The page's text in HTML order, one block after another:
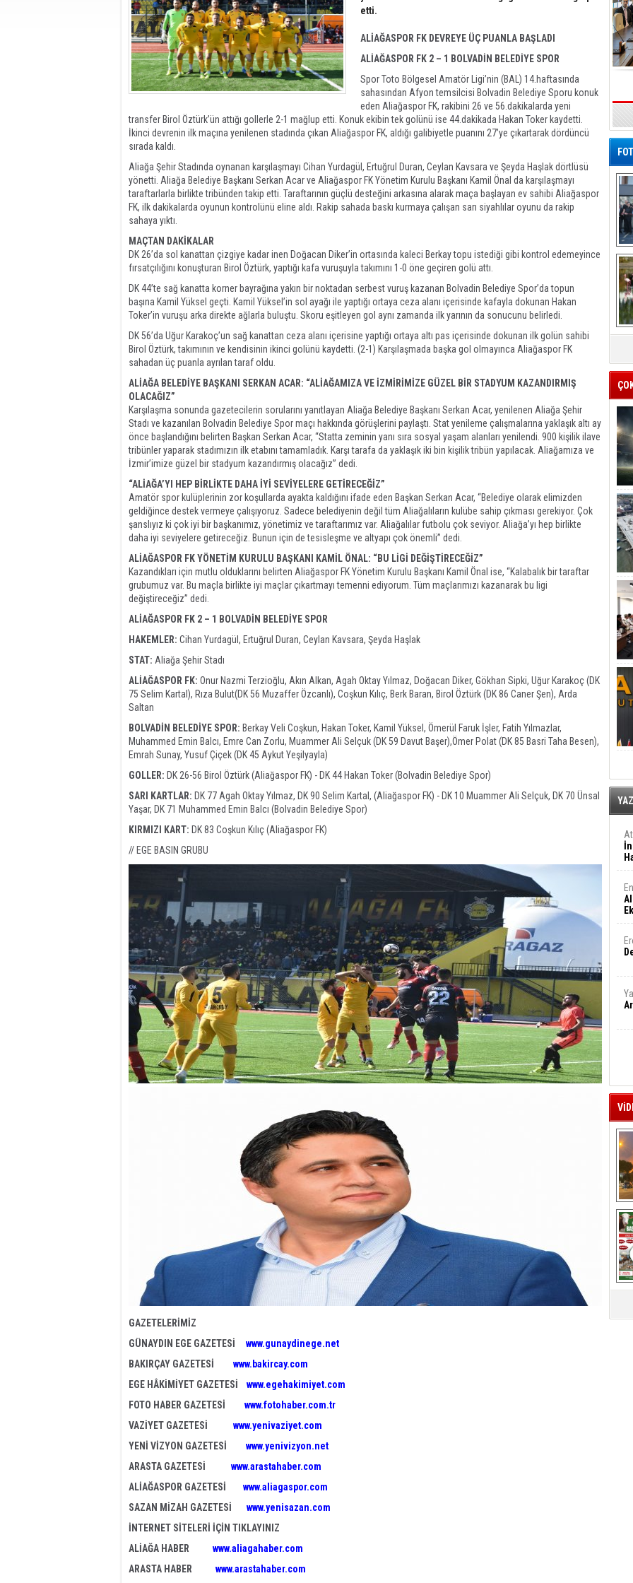
etti.
ALİAĞASPOR FK DEVREYE ÜÇ PUANLA BAŞLADI
ALİAĞASPOR FK 2 – 1 BOLVADİN BELEDİYE SPOR
Spor Toto Bölgesel Amatör Ligi’nin (BAL) 14.haftasında
sahasından Afyon temsilcisi Bolvadin Belediye Sporu konuk
eden Aliağaspor FK, rakibini 26 ve 56.dakikalarda yeni
transfer Birol Öztürk’ün attığı gollerle 2-1 mağlup etti. Konuk ekibin tek golünü ise 44.dakikada Hakan Toker kaydetti.
İkinci devrenin ilk maçına yenilenen stadında çıkan Aliağaspor FK, aldığı galibiyetle puanını 27’ye çıkartarak dördüncü
sırada kaldı.
Aliağa Şehir Stadında oynanan karşılaşmayı Cihan Yurdagül, Ertuğrul Duran, Ceylan Kavsara ve Şeyda Haşlak dörtlüsü
yönetti. Aliağa Belediye Başkanı Serkan Acar ve Aliağaspor FK Yönetim Kurulu Başkanı Kamil Önal da karşılaşmayı
taraftarlarla birlikte tribünden takip etti. Taraftarının güçlü desteğini arkasına alarak maça başlayan ev sahibi Aliağaspor
FK, ilk dakikalarda oyunun kontrolünü eline aldı. Rakip sahada baskı kurmaya çalışan sarı siyahlılar oyunu da rakip
sahaya yıktı.
MAÇTAN DAKİKALAR
DK 26’da sol kanattan çizgiye kadar inen Doğacan Diker’in ortasında kaleci Berkay topu istediği gibi kontrol edemeyince
fırsatçılığını konuşturan Birol Öztürk, yaptığı kafa vuruşuyla takımını 1-0 öne geçiren golü attı.
DK 44’te sağ kanatta korner bayrağına yakın bir noktadan serbest vuruş kazanan Bolvadin Belediye Spor’da topun
başına Kamil Yüksel geçti. Kamil Yüksel’in sol ayağı ile yaptığı ortaya ceza alanı içerisinde kafayla dokunan Hakan
Toker’in vuruşu arka direkte ağlarla buluştu. Skoru eşitleyen gol aynı zamanda ilk yarının da sonucunu belirledi.
DK 56’da Uğur Karakoç’un sağ kanattan ceza alanı içerisine yaptığı ortaya altı pas içerisinde dokunan ilk golün sahibi
Birol Öztürk, takımının ve kendisinin ikinci golünü kaydetti. (2-1) Karşılaşmada başka gol olmayınca Aliağaspor FK
sahadan üç puanla ayrılan taraf oldu.
ALİAĞA BELEDİYE BAŞKANI SERKAN ACAR: “ALİAĞAMIZA VE İZMİRİMİZE GÜZEL BİR STADYUM KAZANDIRMIŞ
OLACAĞIZ”
Karşılaşma sonunda gazetecilerin sorularını yanıtlayan Aliağa Belediye Başkanı Serkan Acar, yenilenen Aliağa Şehir
Stadı ve kazanılan Bolvadin Belediye Spor maçı hakkında görüşlerini paylaştı. Stat yenileme çalışmalarına yaklaşık altı ay
önce başlandığını belirten Başkan Serkan Acar, “Statta zeminin yanı sıra sosyal yaşam alanları yenilendi. 900 kişilik ilave
tribünler yaparak stadımızın ilk etabını tamamladık. Karşı tarafa da yaklaşık iki bin kişilik tribün yapılacak. Aliağamıza ve
İzmir’imize güzel bir stadyum kazandırmış olacağız” dedi.
“ALİAĞA’YI HEP BİRLİKTE DAHA İYİ SEVİYELERE GETİRECEĞİZ”
Amatör spor kulüplerinin zor koşullarda ayakta kaldığını ifade eden Başkan Serkan Acar, “Belediye olarak elimizden
geldiğince destek vermeye çalışıyoruz. Sadece belediyenin değil tüm Aliağalıların kulübe sahip çıkması gerekiyor. Çok
şanslıyız ki çok iyi bir başkanımız, yönetimiz ve taraftarımız var. Aliağalılar futbolu çok seviyor. Aliağa’yı hep birlikte
daha iyi seviyelere getireceğiz. Bunun için de tesisleşme ve altyapı çok önemli” dedi.
ALİAĞASPOR FK YÖNETİM KURULU BAŞKANI KAMİL ÖNAL: “BU LİGİ DEĞİŞTİRECEĞİZ”
Kazandıkları için mutlu olduklarını belirten Aliağaspor FK Yönetim Kurulu Başkanı Kamil Önal ise, “Kalabalık bir taraftar
grubumuz var. Bu maçla birlikte iyi maçlar çıkartmayı temenni ediyorum. Tüm maçlarımızı kazanarak bu ligi
değiştireceğiz” dedi.
ALİAĞASPOR FK 2 – 1 BOLVADİN BELEDİYE SPOR
HAKEMLER: Cihan Yurdagül, Ertuğrul Duran, Ceylan Kavsara, Şeyda Haşlak
STAT: Aliağa Şehir Stadı
ALİAĞASPOR FK: Onur Nazmi Terzioğlu, Akın Alkan, Agah Oktay Yılmaz, Doğacan Diker, Gökhan Sipki, Uğur Karakoç (DK
75 Selim Kartal), Rıza Bulut(DK 56 Muzaffer Özcanlı), Coşkun Kılıç, Berk Baran, Birol Öztürk (DK 86 Caner Şen), Arda
Saltan
BOLVADİN BELEDİYE SPOR: Berkay Veli Coşkun, Hakan Toker, Kamil Yüksel, Ömerül Faruk İşler, Fatih Yılmazlar,
Muhammed Emin Balcı, Emre Can Zorlu, Muammer Ali Selçuk (DK 59 Davut Başer),Ömer Polat (DK 85 Basri Taha Besen),
Emrah Sunay, Yusuf Çiçek (DK 45 Aykut Yeşilyayla)
GOLLER: DK 26-56 Birol Öztürk (Aliağaspor FK) - DK 44 Hakan Toker (Bolvadin Belediye Spor)
SARI KARTLAR: DK 77 Agah Oktay Yılmaz, DK 90 Selim Kartal, (Aliağaspor FK) - DK 10 Muammer Ali Selçuk, DK 70 Ünsal
Yaşar, DK 71 Muhammed Emin Balcı (Bolvadin Belediye Spor)
KIRMIZI KART: DK 83 Coşkun Kılıç (Aliağaspor FK)
// EGE BASIN GRUBU
GAZETELERİMİZ
GÜNAYDIN EGE GAZETESİ
www.gunaydinege.net
BAKIRÇAY GAZETESİ www.bakircay.com
EGE HÂKİMİYET GAZETESİ
www.egehakimiyet.com
FOTO HABER GAZETESİ
www.fotohaber.com.tr
VAZİYET GAZETESİ www.yenivaziyet.com
YENİ VİZYON GAZETESİ
www.yenivizyon.net
ARASTA GAZETESİ www.arastahaber.com
ALİAĞASPOR GAZETESİ
www.aliagaspor.com
SAZAN MİZAH GAZETESİ
www.yenisazan.com
İNTERNET SİTELERİ İÇİN TIKLAYINIZ
ALİAĞA HABER www.aliagahaber.com
ARASTA HABER www.arastahaber.com